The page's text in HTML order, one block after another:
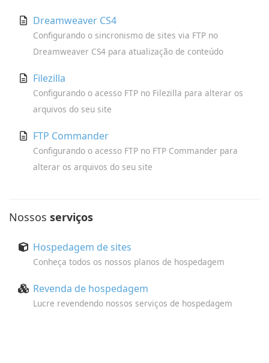
Dreamweaver CS4
Configurando o sincronismo de sites via FTP no
Dreamweaver CS4 para atualização de conteúdo
Filezilla
Configurando o acesso FTP no Filezilla para alterar os
arquivos do seu site
FTP Commander
Configurando o acesso FTP no FTP Commander para
alterar os arquivos do seu site
Nossos serviços
Hospedagem de sites
Conheça todos os nossos planos de hospedagem
Revenda de hospedagem
Lucre revendendo nossos serviços de hospedagem